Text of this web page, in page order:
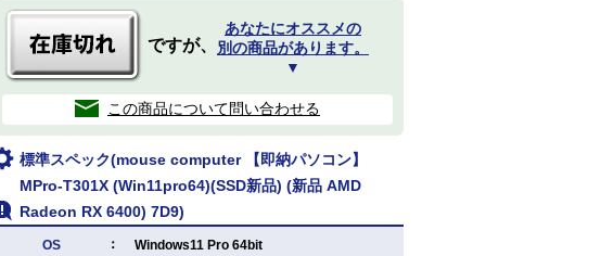
ですが、
あなたにオススメの
別の商品があります。
▼
この商品について問い合わせる
標準スペック(mouse computer 【即納パソコン】
MPro-T301X (Win11pro64)(SSD新品) (新品 AMD
Radeon RX 6400) 7D9)
OS ： Windows11 Pro 64bit